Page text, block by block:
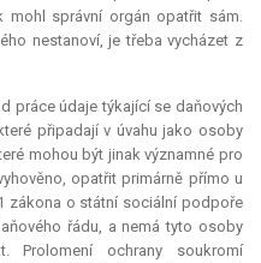
správní orgán opatřit sám.
nestanoví, je třeba vycházet z
práce údaje týkající se daňových
připadají v úvahu jako osoby
mohou být jinak významné pro
opatřit primárně přímo u
zákona o státní sociální podpoře
řádu, a nemá tyto osoby
Prolomení ochrany soukromí